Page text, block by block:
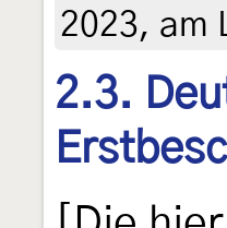
2023, am
2.3.